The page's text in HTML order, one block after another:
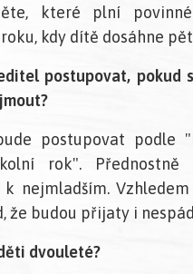
které plní
kdy dítě dosáhne
postupovat, pokud
postupovat
rok".
k nejmladším.
že budou přijaty i
dvouleté?